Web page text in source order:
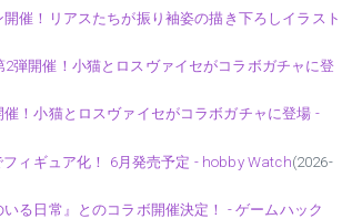
催！リアスたちが振り袖姿の描き下ろしイラスト
弾開催！小猫とロスヴァイセがコラボガチャに登
！小猫とロスヴァイセがコラボガチャに登場 -
ィギュア化！ 6月発売予定 - hobby Watch(2026-
る日常』とのコラボ開催決定！ - ゲームハック